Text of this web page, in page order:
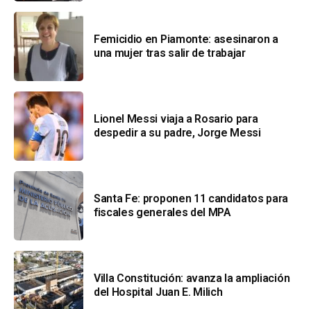
Femicidio en Piamonte: asesinaron a
una mujer tras salir de trabajar
Lionel Messi viaja a Rosario para
despedir a su padre, Jorge Messi
Santa Fe: proponen 11 candidatos para
fiscales generales del MPA
Villa Constitución: avanza la ampliación
del Hospital Juan E. Milich